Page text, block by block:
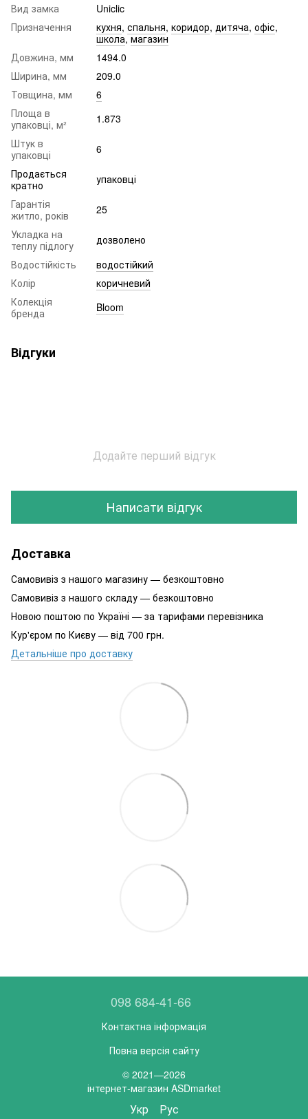
Вид замка
Uniclic
Призначення
кухня, спальня, коридор, дитяча, офіс,
школа,магазин
Довжина, мм
1494.0
Ширина, мм
209.0
Товщина, мм
6
Площа в
упаковці, м²
1.873
Штук в
упаковці
6
Продається
кратно
упаковці
Гарантія
житло, років
25
Укладка на
теплу підлогу
дозволено
Водостійкість
водостійкий
Колір
коричневий
Колекція
бренда
Bloom
Відгуки
Додайте перший відгук
Написати відгук
Доставка
Самовивіз з нашого магазину — безкоштовно
Самовивіз з нашого складу — безкоштовно
Новою поштою по Україні — за тарифами перевізника
Кур'єром по Києву — від 700 грн.
Детальніше про доставку
098 684-41-66
Контактна інформація
Повна версія сайту
© 2021—2026
інтернет-магазин ASDmarket
Укр Рус